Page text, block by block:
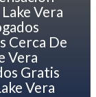
Vera
Cerca De
Vera
Gratis
Vera